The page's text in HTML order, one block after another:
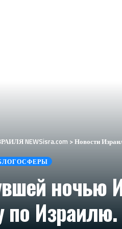
NEWSisra.com >Новости
ночью
по